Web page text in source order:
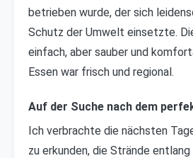
betrieben wurde, der sich
Schutz der Umwelt einsetzte.
einfach, aber sauber und
Essen war frisch und regional.
Auf der Suche nach dem
Ich verbrachte die nächsten
zu erkunden, die Strände